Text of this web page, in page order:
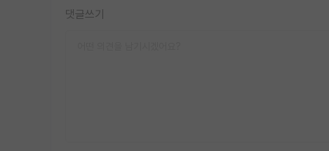
댓글쓰기